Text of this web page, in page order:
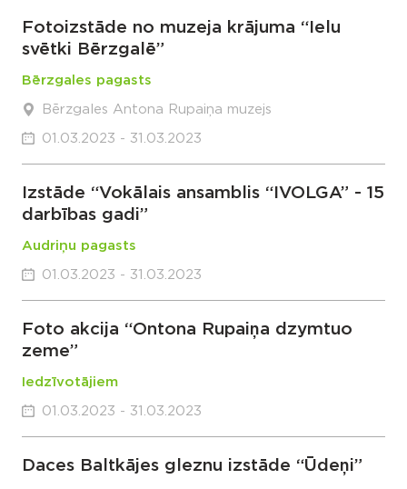
Fotoizstāde no muzeja krājuma “Ielu
svētki Bērzgalē”
Bērzgales pagasts
Bērzgales Antona Rupaiņa muzejs
01.03.2023 - 31.03.2023
Izstāde “Vokālais ansamblis “IVOLGA” - 15
darbības gadi”
Audriņu pagasts
01.03.2023 - 31.03.2023
Foto akcija “Ontona Rupaiņa dzymtuo
zeme”
Iedzīvotājiem
01.03.2023 - 31.03.2023
Daces Baltkājes gleznu izstāde “Ūdeņi”